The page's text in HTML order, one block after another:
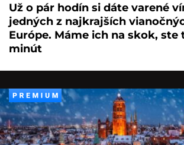
Už o pár hodín si dáte varené
jedných z najkrajších
Európe. Máme ich na skok, ste
minút